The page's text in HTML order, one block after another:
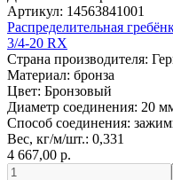
Артикул: 14563841001
Распределительная
3/4-20 RX
Страна производителя:
Материал: бронза
Цвет: Бронзовый
Диаметр соединения: 20
Способ соединения:
Вес, кг/м/шт.: 0,331
4 667,00 р.